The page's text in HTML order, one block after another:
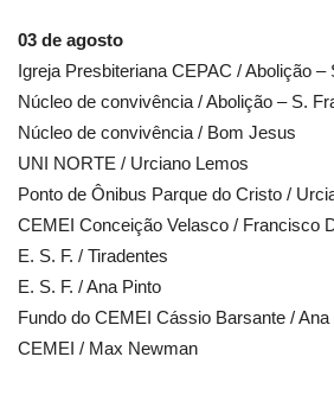
03 de agosto
Igreja Presbiteriana CEPAC / Abolição –
Núcleo de convivência / Abolição – S.
Núcleo de convivência / Bom Jesus
UNI NORTE / Urciano Lemos
Ponto de Ônibus Parque do Cristo /
CEMEI Conceição Velasco / Francisco
E. S. F. / Tiradentes
E. S. F. / Ana Pinto
Fundo do CEMEI Cássio Barsante /
CEMEI / Max Newman